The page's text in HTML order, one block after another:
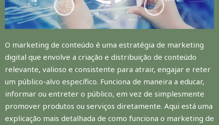
O marketing de conteúdo é uma estratégia de marketing
digital que envolve a criação e distribuição de conteúdo
relevante, valioso e consistente para atrair, engajar e reter
um público-alvo específico. Funciona de maneira a educar,
informar ou entreter o público, em vez de simplesmente
promover produtos ou serviços diretamente. Aqui está uma
explicação mais detalhada de como funciona o marketing de